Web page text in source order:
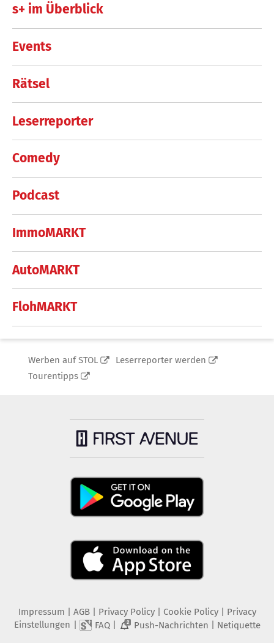
s+ im Überblick
Events
Rätsel
Leserreporter
Comedy
Podcast
ImmoMARKT
AutoMARKT
FlohMARKT
Werben auf STOL
Leserreporter werden
Tourentipps
Impressum | AGB | Privacy Policy| Cookie Policy| Privacy
Einstellungen | FAQ| 2 Push-Nachrichten | Netiquette